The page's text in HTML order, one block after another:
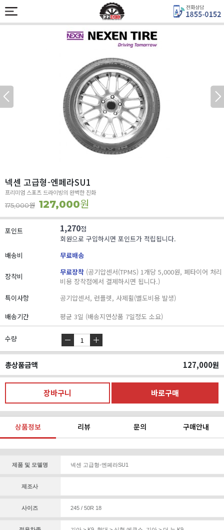
넥센 고급형-엔페라SU1
프리미엄 스포츠 드라이빙의 완벽한 진화
175,000원 127,000원
포인트 1,270점
회원으로 구입하시면 포인트가 적립됩니다.
배송비
무료배송
장착비 무료장착 (공기압센서(TPMS) 1개당 5,000원, 폐타이어 처리
비용 장착점에서 결제하시면 됩니다.)
특이사항
공기압센서, 런플렛, 사제휠(별도비용 발생)
배송기간
평균 3일 (배송지연상품 7일정도 소요)
수량
총상품금액 127,000원
상품정보 리뷰 문의 구매안내
제품 및 모델명 넥센 고급형-엔페라SU1
제조사
사이즈 245 / 50R 18